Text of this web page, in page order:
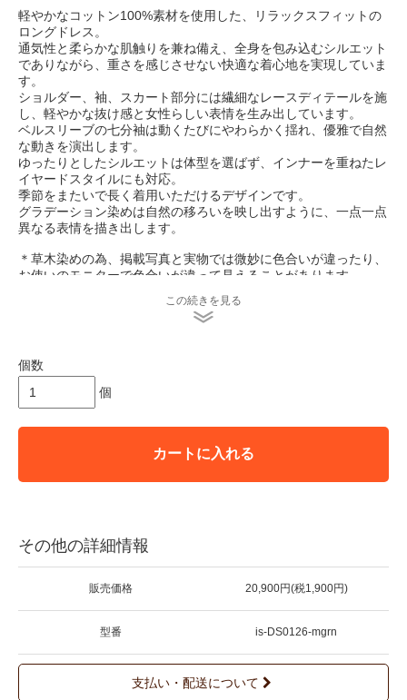
軽やかなコットン100%素材を使用した、リラックスフィットの
ロングドレス。
通気性と柔らかな肌触りを兼ね備え、全身を包み込むシルエット
でありながら、重さを感じさせない快適な着心地を実現していま
す。
ショルダー、袖、スカート部分には繊細なレースディテールを施
し、軽やかな抜け感と女性らしい表情を生み出しています。
ベルスリーブの七分袖は動くたびにやわらかく揺れ、優雅で自然
な動きを演出します。
ゆったりとしたシルエットは体型を選ばず、インナーを重ねたレ
イヤードスタイルにも対応。
季節をまたいで長く着用いただけるデザインです。
グラデーション染めは自然の移ろいを映し出すように、一点一点
異なる表情を描き出します。
＊草木染めの為、掲載写真と実物では微妙に色合いが違ったり、
お使いのモニターで色合いが違って見えることがあります。
等が出来てしまうことがあります。あらかじめご了承お願い致し
用していますので、
一般的な化学染料で染められた製品に比べて洗濯や日光に弱く、
３回目までは特に色落ちしやすいため、裏返して水で手洗いして
ください。
この続きを見る
個数
個
カートに入れる
その他の詳細情報
販売価格 20,900円(税1,900円)
型番 is-DS0126-mgrn
支払い・配送について